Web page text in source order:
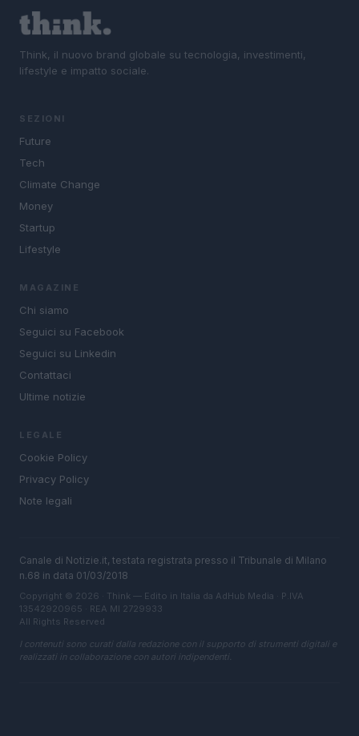
Think, il nuovo brand globale su tecnologia, investimenti,
lifestyle e impatto sociale.
SEZIONI
Future
Tech
Climate Change
Money
Startup
Lifestyle
MAGAZINE
Chi siamo
Seguici su Facebook
Seguici su Linkedin
Contattaci
Ultime notizie
LEGALE
Cookie Policy
Privacy Policy
Note legali
Canale di Notizie.it, testata registrata presso il Tribunale di Milano
n.68 in data 01/03/2018
Copyright © 2026 · Think — Edito in Italia da AdHub Media · P.IVA
13542920965 · REA MI 2729933
All Rights Reserved
I contenuti sono curati dalla redazione con il supporto di strumenti digitali e
realizzati in collaborazione con autori indipendenti.